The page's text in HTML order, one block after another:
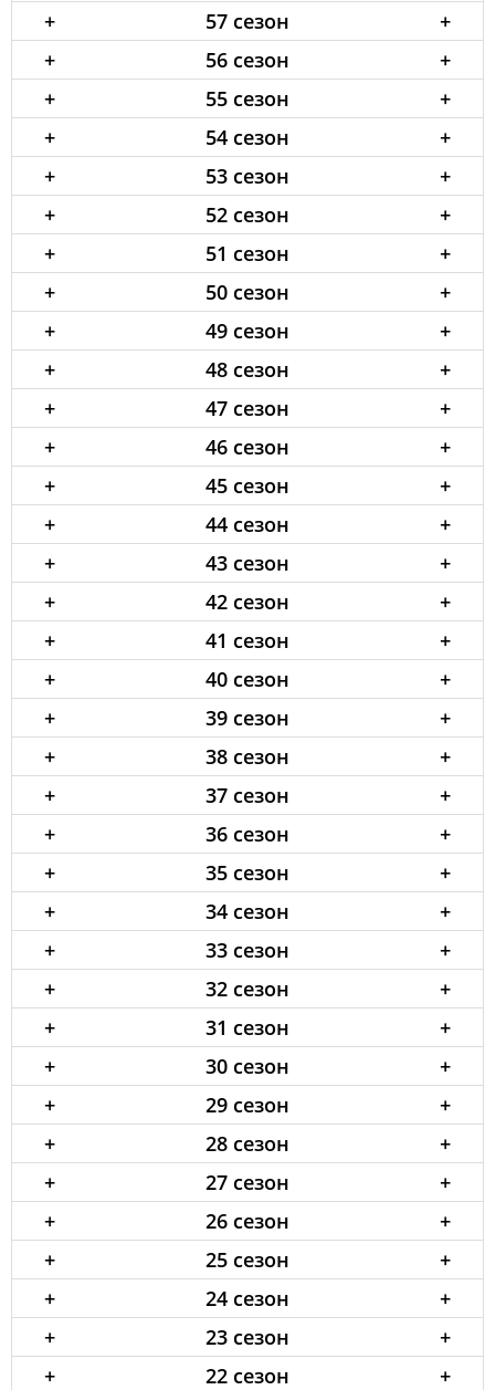
+
57 сезон
+
+
56 сезон
+
+
55 сезон
+
+
54 сезон
+
+
53 сезон
+
+
52 сезон
+
+
51 сезон
+
+
50 сезон
+
+
49 сезон
+
+
48 сезон
+
+
47 сезон
+
+
46 сезон
+
+
45 сезон
+
+
44 сезон
+
+
43 сезон
+
+
42 сезон
+
+
41 сезон
+
+
40 сезон
+
+
39 сезон
+
+
38 сезон
+
+
37 сезон
+
+
36 сезон
+
+
35 сезон
+
+
34 сезон
+
+
33 сезон
+
+
32 сезон
+
+
31 сезон
+
+
30 сезон
+
+
29 сезон
+
+
28 сезон
+
+
27 сезон
+
+
26 сезон
+
+
25 сезон
+
+
24 сезон
+
+
23 сезон
+
+
22 сезон
+